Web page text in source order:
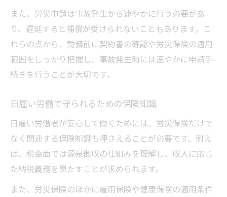
また、労災申請は事故発生から速やかに行う必要があ
り、遅延すると補償が受けられないこともあります。こ
れらの点から、勤務前に契約書の確認や労災保険の適用
範囲をしっかり把握し、事故発生時には速やかに申請手
続きを行うことが大切です。
日雇い労働で守られるための保険知識
日雇い労働者が安心して働くためには、労災保険だけで
なく関連する保険知識も押さえることが必要です。例え
ば、税金面では源泉徴収の仕組みを理解し、収入に応じ
た納税義務を果たすことが求められます。
また、労災保険のほかに雇用保険や健康保険の適用条件